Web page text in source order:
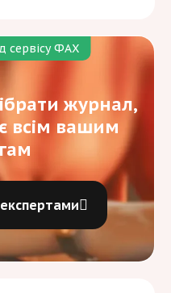
сервісу ФАХ
журнал,
всім вашим
експертами